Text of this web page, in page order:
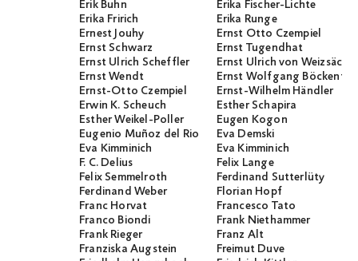
Erik Buhn
Erika Fischer-Lichte
Erika Fririch
Erika Runge
Ernest Jouhy
Ernst Otto Czempiel
Ernst Schwarz
Ernst Tugendhat
Ernst Ulrich Scheffler
Ernst Ulrich von Weizsäcker
Ernst Wendt
Ernst Wolfgang
Ernst-Otto Czempiel
Ernst-Wilhelm Händler
Erwin K. Scheuch
Esther Schapira
Esther Weikel-Poller
Eugen Kogon
Eugenio Muñoz del Rio
Eva Demski
Eva Kimminich
Eva Kimminich
F. C. Delius
Felix Lange
Felix Semmelroth
Ferdinand Sutterlüty
Ferdinand Weber
Florian Hopf
Franc Horvat
Francesco Tato
Franco Biondi
Frank Niethammer
Frank Rieger
Franz Alt
Franziska Augstein
Freimut Duve